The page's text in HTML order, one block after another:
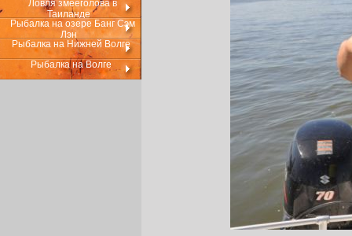
Ловля змееголова в
Таиланде
Рыбалка на озере Банг Сэм
Лэн
Рыбалка на Нижней Волге
Рыбалка на Волге